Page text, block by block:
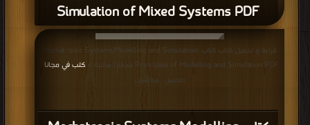
Simulation of Mixed Systems PDF
قراءة و تحميل كتاب كتاب Mechatronic Systems,Modelling and Simulation:
Principles of Modelling and Simulation PDF مجانا | مكتبة >
كتب في مجانا
التحميل : مرة/مرات